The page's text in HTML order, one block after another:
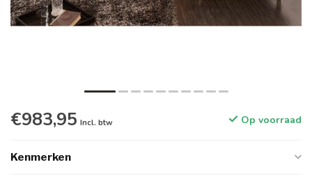
€983,95 Incl. btw Op voorraad
Kenmerken